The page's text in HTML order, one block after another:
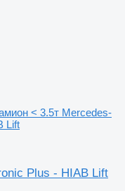
< 3.5т Mercedes-
Lift
Plus - HIAB Lift